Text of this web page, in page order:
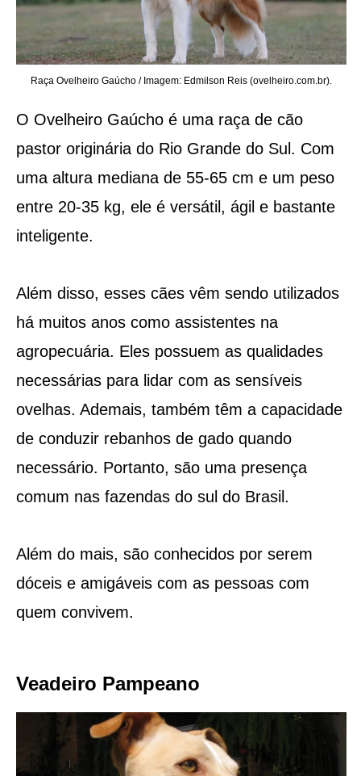
Raça Ovelheiro Gaúcho / Imagem: Edmilson Reis (ovelheiro.com.br).
O Ovelheiro Gaúcho é uma raça de cão
pastor originária do Rio Grande do Sul. Com
uma altura mediana de 55-65 cm e um peso
entre 20-35 kg, ele é versátil, ágil e bastante
inteligente.
Além disso, esses cães vêm sendo utilizados
há muitos anos como assistentes na
agropecuária. Eles possuem as qualidades
necessárias para lidar com as sensíveis
ovelhas. Ademais, também têm a capacidade
de conduzir rebanhos de gado quando
necessário. Portanto, são uma presença
comum nas fazendas do sul do Brasil.
Além do mais, são conhecidos por serem
dóceis e amigáveis com as pessoas com
quem convivem.
Veadeiro Pampeano